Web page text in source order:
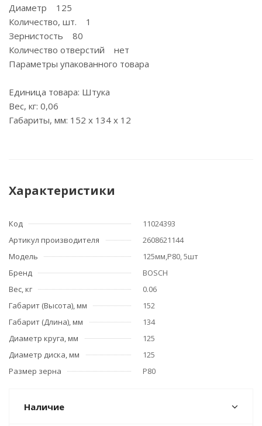
Диаметр 125
Количество, шт. 1
Зернистость 80
Количество отверстий нет
Параметры упакованного товара
Единица товара: Штука
Вес, кг: 0,06
Габариты, мм: 152 x 134 x 12
Характеристики
Код
11024393
Артикул производителя
2608621144
Модель
125мм,P80, 5шт
Бренд
BOSCH
Вес, кг
0.06
Габарит (Высота), мм
152
Габарит (Длина), мм
134
Диаметр круга, мм
125
Диаметр диска, мм
125
Размер зерна
P80
Наличие